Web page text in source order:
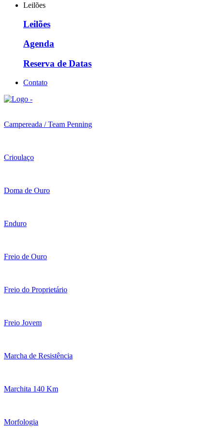
Leilões
Leilões
Agenda
Reserva de Datas
Contato
Campereada / Team Penning
Crioulaço
Doma de Ouro
Enduro
Freio de Ouro
Freio do Proprietário
Freio Jovem
Marcha de Resistência
Marchita 140 Km
Morfologia